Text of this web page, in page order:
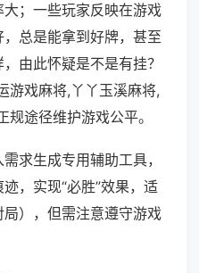
；一些玩家反映在游戏
总是能拿到好牌，甚至
由此怀疑是不是有挂？
游戏麻将,丫丫玉溪麻将,
途径维护游戏公平。
求生成专用辅助工具，
，实现“必胜”效果，适
），但需注意遵守游戏